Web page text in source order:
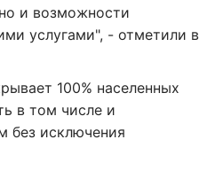
и возможности
услугами", - отметили в
100% населенных
в том числе и
без исключения